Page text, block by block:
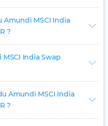
Amundi MSCI India
?
India Swap
Amundi MSCI India
?